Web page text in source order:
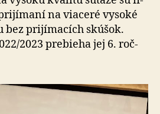
na viaceré vysoké
bez pri­jí­ma­cích skúšok.
2023 pre­bie­ha jej 6. roč­